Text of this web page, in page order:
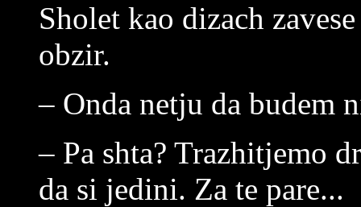
Sholet kao dizach
obzir.
– Onda netju da budem
– Pa shta? Trazhitjemo
da si jedini. Za te pare...